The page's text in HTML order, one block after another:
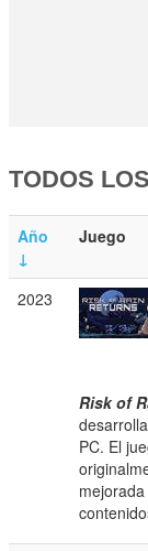
TODOS
Año
↓
Juego
2023
Risk of
PC. El